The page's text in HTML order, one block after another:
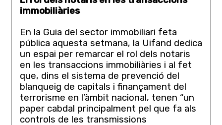
immobiliàries
En la Guia del sector immobiliari feta
pública aquesta setmana, la Uifand dedica
un espai per remarcar el rol dels notaris
en les transaccions immobiliàries i al fet
que, dins el sistema de prevenció del
blanqueig de capitals i finançament del
terrorisme en l’àmbit nacional, tenen “un
paper cabdal principalment pel que fa als
controls de les transmissions